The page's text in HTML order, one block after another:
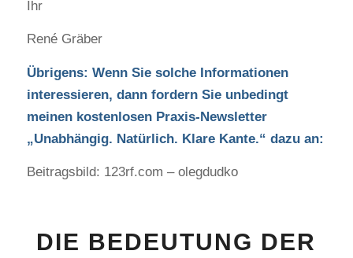
Ihr
René Gräber
Übrigens: Wenn Sie solche Informationen
interessieren, dann fordern Sie unbedingt
meinen kostenlosen Praxis-Newsletter
„Unabhängig. Natürlich. Klare Kante.“ dazu an:
Beitragsbild: 123rf.com – olegdudko
DIE BEDEUTUNG DER